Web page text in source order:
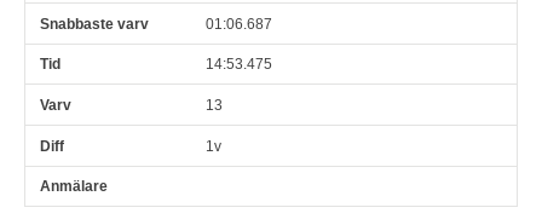
01:06.687
14:53.475
13
1v